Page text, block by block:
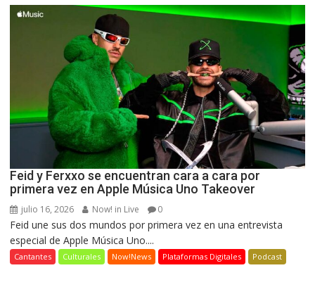
Feid y Ferxxo se encuentran cara a cara por
primera vez en Apple Música Uno Takeover
julio 16, 2026 Now! in Live 0
Feid une sus dos mundos por primera vez en una entrevista
especial de Apple Música Uno....
Cantantes Culturales Now!News Plataformas Digitales Podcast